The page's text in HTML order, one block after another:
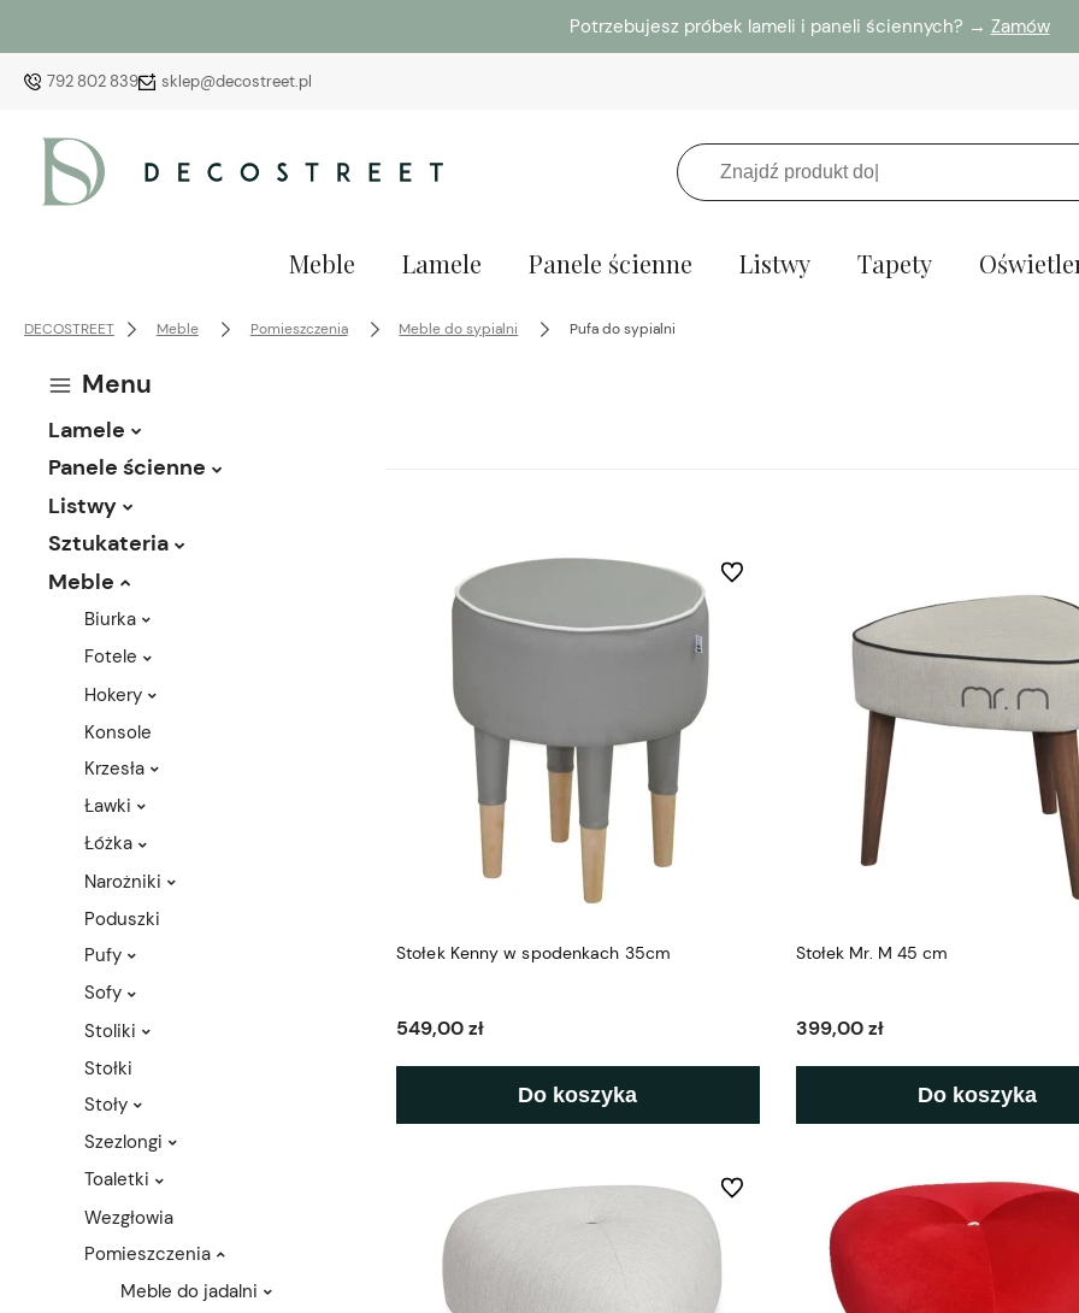
Potrzebujesz próbek lameli i paneli ściennych? → Zamów
792 802 839 sklep@decostreet.pl
Meble Lamele Panele ścienne Listwy Tapety
DECOSTREET Meble Pomieszczenia Meble do sypialni Pufa do sypialni
Menu
Lamele
Panele ścienne
Listwy
Sztukateria
Meble
Biurka
Fotele
Hokery
Konsole
Krzesła
Ławki
Łóżka
Narożniki
Poduszki
Pufy
Sofy
Stoliki
Stołki
Stoły
Szezlongi
Toaletki
Wezgłowia
Pomieszczenia
Meble do jadalni
Stołek Kenny w spodenkach 35cm
549,00 zł
Do koszyka
Do ulubionych
Stołek Mr. M 45 cm
399,00 zł
Do koszyka
Do ulubionych